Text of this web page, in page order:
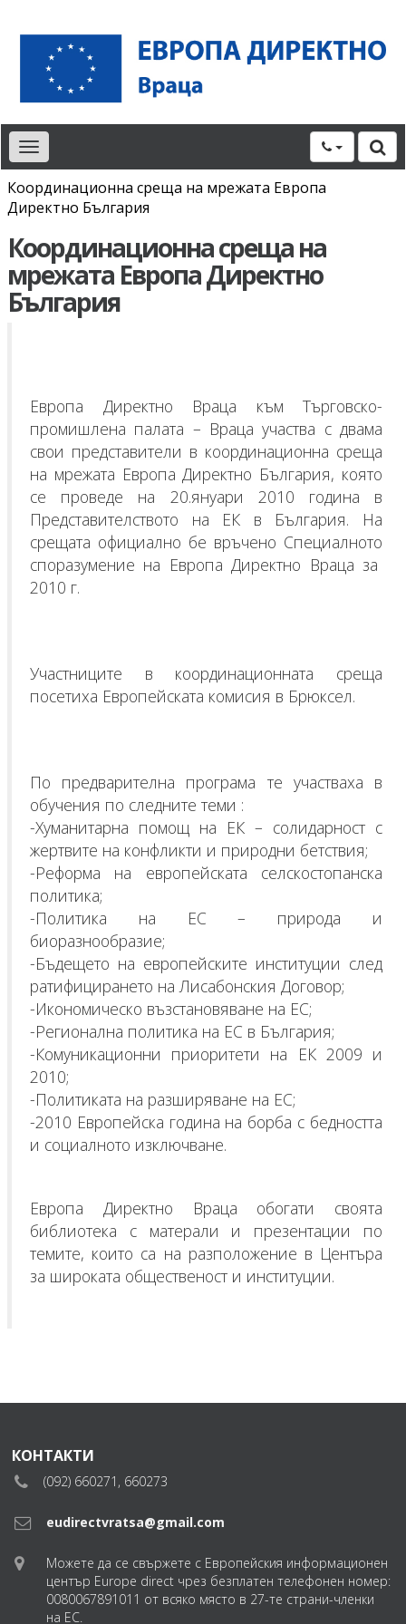
Toggle
navigation
Координационна среща на мрежата Европа
Директно България
Координационна среща на
мрежата Европа Директно
България
Европа Директно Враца към Търговско-
промишлена палата – Враца участва с двама
свои представители в координационна среща
на мрежата Европа Директно България, която
се проведе на 20.януари 2010 година в
Представителството на ЕК в България. На
срещата официално бе връчено Специалното
споразумение на Европа Директно Враца за
2010 г.
Участниците в координационната среща
посетиха Европейската комисия в Брюксел.
По предварителна програма те участваха в
обучения по следните теми :
-Хуманитарна помощ на ЕК – солидарност с
жертвите на конфликти и природни бетствия;
-Реформа на европейската селскостопанска
политика;
-Политика на ЕС – природа и
биоразнообразие;
-Бъдещето на европейските институции след
ратифицирането на Лисабонския Договор;
-Икономическо възстановяване на ЕС;
-Регионална политика на ЕС в България;
-Комуникационни приоритети на ЕК 2009 и
2010;
-Политиката на разширяване на ЕС;
-2010 Европейска година на борба с бедността
и социалното изключване.
Европа Директно Враца обогати своята
библиотека с матерали и презентации по
темите, които са на разположение в Центъра
за широката общественост и институции.
КОНТАКТИ
(092) 660271, 660273
eudirectvratsa@gmail.com
Можете да се свържете с Европейския информационен
център Europe direct чрез безплатен телефонен номер:
0080067891011 от всяко място в 27-те страни-членки
на ЕС.